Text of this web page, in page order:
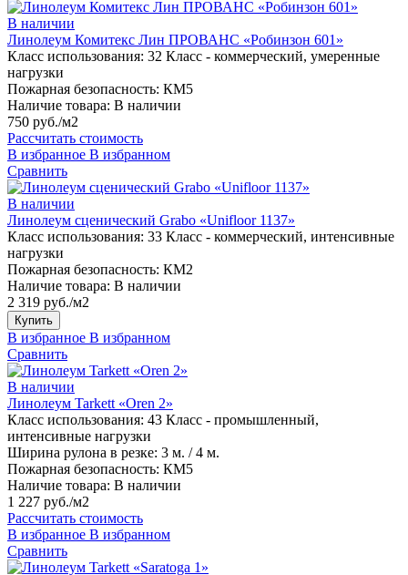
В наличии
Линолеум Комитекс Лин ПРОВАНС «Робинзон 601»
Класс использования: 32 Класс - коммерческий, умеренные
нагрузки
Пожарная безопасность: КМ5
Наличие товара: В наличии
750 руб./м2
Рассчитать стоимость
В избранное В избранном
Сравнить
В наличии
Линолеум сценический Grabo «Unifloor 1137»
Класс использования: 33 Класс - коммерческий, интенсивные
нагрузки
Пожарная безопасность: КМ2
Наличие товара: В наличии
2 319 руб./м2
Купить
В избранное В избранном
Сравнить
В наличии
Линолеум Tarkett «Oren 2»
Класс использования: 43 Класс - промышленный,
интенсивные нагрузки
Ширина рулона в резке: 3 м. / 4 м.
Пожарная безопасность: КМ5
Наличие товара: В наличии
1 227 руб./м2
Рассчитать стоимость
В избранное В избранном
Сравнить